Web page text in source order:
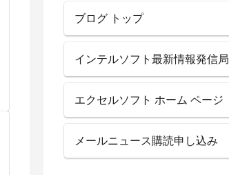
ブログ トップ
インテルソフト最新情報発信局
エクセルソフト ホーム ページ
メールニュース購読申し込み